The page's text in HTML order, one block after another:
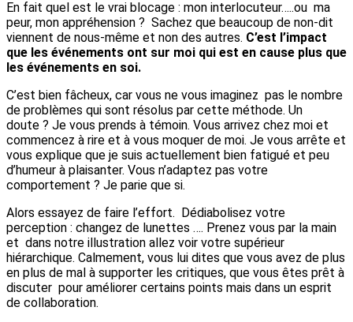
En fait quel est le vrai blocage : mon interlocuteur…..ou ma
peur, mon appréhension ? Sachez que beaucoup de non-dit
viennent de nous-même et non des autres. C’est l’impact
que les événements ont sur moi qui est en cause plus que
les événements en soi.
C’est bien fâcheux, car vous ne vous imaginez pas le nombre
de problèmes qui sont résolus par cette méthode. Un
doute ? Je vous prends à témoin. Vous arrivez chez moi et
commencez à rire et à vous moquer de moi. Je vous arrête et
vous explique que je suis actuellement bien fatigué et peu
d’humeur à plaisanter. Vous n’adaptez pas votre
comportement ? Je parie que si.
Alors essayez de faire l’effort. Dédiabolisez votre
perception : changez de lunettes …. Prenez vous par la main
et dans notre illustration allez voir votre supérieur
hiérarchique. Calmement, vous lui dites que vous avez de plus
en plus de mal à supporter les critiques, que vous êtes prêt à
discuter pour améliorer certains points mais dans un esprit
de collaboration.